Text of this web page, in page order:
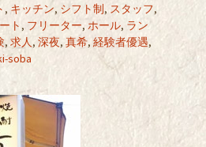
, キッチン, シフト制, スタッフ,
ト , フリーター, ホール, ラン
, 求人 , 深夜, 真希, 経験者優遇,
soba